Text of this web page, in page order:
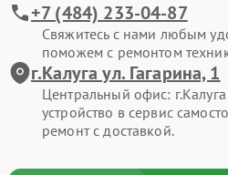
+7 (484) 233-04-87
Свяжитесь с нами любым
поможем с ремонтом
г.Калуга ул. Гагарина, 1
Центральный офис:
устройство в сервис
ремонт с доставкой.